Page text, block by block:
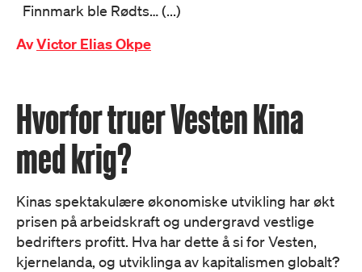
Finnmark ble Rødts… (...)
AvVictor Elias Okpe
Hvorfor truer Vesten Kina
med krig?
Kinas spektakulære økonomiske utvikling har økt
prisen på arbeidskraft og undergravd vestlige
bedrifters profitt. Hva har dette å si for Vesten,
kjernelanda, og utviklinga av kapitalismen globalt?